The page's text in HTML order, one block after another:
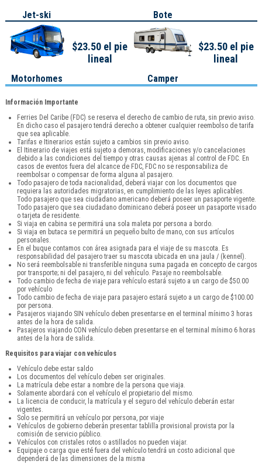
Jet-ski Bote
Motorhomes
$23.50 el pie
lineal
Camper
$23.50 el pie
lineal
Información Importante
Ferries Del Caribe (FDC) se reserva el derecho de cambio de ruta, sin previo aviso.
En dicho caso el pasajero tendrá derecho a obtener cualquier reembolso de tarifa
que sea aplicable.
Tarifas e Itinerarios están sujeto a cambios sin previo aviso.
El Itinerario de viajes está sujeto a demoras, modificaciones y/o cancelaciones
debido a las condiciones del tiempo y otras causas ajenas al control de FDC. En
casos de eventos fuera del alcance de FDC, FDC no se responsabiliza de
reembolsar o compensar de forma alguna al pasajero.
Todo pasajero de toda nacionalidad, deberá viajar con los documentos que
requiera las autoridades migratorias, en cumplimiento de las leyes aplicables.
Todo pasajero que sea ciudadano americano deberá poseer un pasaporte vigente.
Todo pasajero que sea ciudadano dominicano deberá poseer un pasaporte visado
o tarjeta de residente.
Si viaja en cabina se permitirá una sola maleta por persona a bordo.
Si viaja en butaca se permitirá un pequeño bulto de mano, con sus artículos
personales.
En el buque contamos con área asignada para el viaje de su mascota. Es
responsabilidad del pasajero traer su mascota ubicada en una jaula / (kennel).
No será reembolsable ni transferible ninguna suma pagada en concepto de cargos
por transporte; ni del pasajero, ni del vehículo. Pasaje no reembolsable.
Todo cambio de fecha de viaje para vehículo estará sujeto a un cargo de $50.00
por vehículo
Todo cambio de fecha de viaje para pasajero estará sujeto a un cargo de $100.00
por persona.
Pasajeros viajando SIN vehículo deben presentarse en el terminal mínimo 3 horas
antes de la hora de salida.
Pasajeros viajando CON vehículo deben presentarse en el terminal mínimo 6 horas
antes de la hora de salida.
Requisitos para viajar con vehículos
Vehículo debe estar saldo
Los documentos del vehículo deben ser originales.
La matrícula debe estar a nombre de la persona que viaja.
Solamente abordará con el vehículo el propietario del mismo.
La licencia de conducir, la matrícula y el seguro del vehículo deberán estar
vigentes.
Solo se permitirá un vehículo por persona, por viaje
Vehículos de gobierno deberán presentar tablilla provisional provista por la
comisión de servicio público.
Vehículos con cristales rotos o astillados no pueden viajar.
Equipaje o carga que esté fuera del vehículo tendrá un costo adicional que
dependerá de las dimensiones de la misma